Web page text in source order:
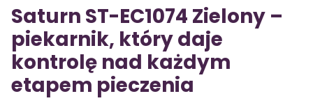
Saturn ST-EC1074 Zielony –
piekarnik, który daje
kontrolę nad każdym
etapem pieczenia